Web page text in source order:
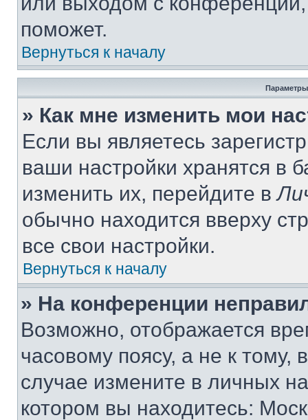
поможет.
Вернуться к началу
Параметры
» Как мне изменить мои
Если вы являетесь
ваши настройки хранятся в
изменить их, перейдите в
обычно находится вверху
все свои настройки.
Вернуться к началу
» На конференции
Возможно, отображается
часовому поясу, а не к тому,
случае измените в личных
котором вы находитесь: